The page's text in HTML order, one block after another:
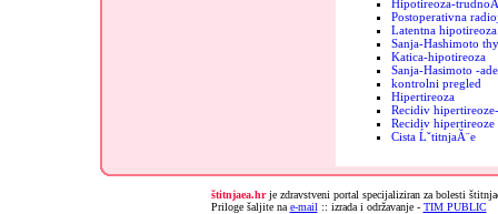
Hipotireoza-
Postoperativna
Latentna hipotireoza
Sanja-Hashimoto
Katica-hipotireoza
Sanja-Hasimoto -
kontrolni pregled
Hipertireoza
Recidiv
Recidiv hipertireoze
Cista ĹˇtitnjaĂ¨e
štitnjaea.hrje zdravstveni portal specijaliziran za bolesti
Priloge šaljite na e-mail :: izrada i održavanje - TIM PUBLIC